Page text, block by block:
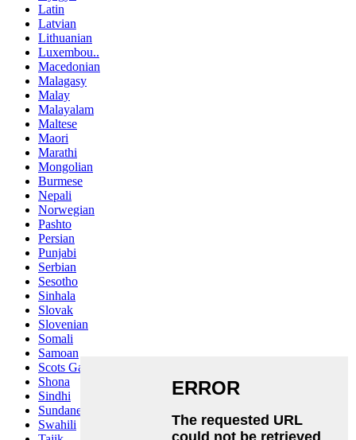
Latin
Latvian
Lithuanian
Luxembou..
Macedonian
Malagasy
Malay
Malayalam
Maltese
Maori
Marathi
Mongolian
Burmese
Nepali
Norwegian
Pashto
Persian
Punjabi
Serbian
Sesotho
Sinhala
Slovak
Slovenian
Somali
Samoan
Scots Gaelic
Shona
Sindhi
Sundanese
Swahili